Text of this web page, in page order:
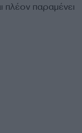
πλέον παραμένει